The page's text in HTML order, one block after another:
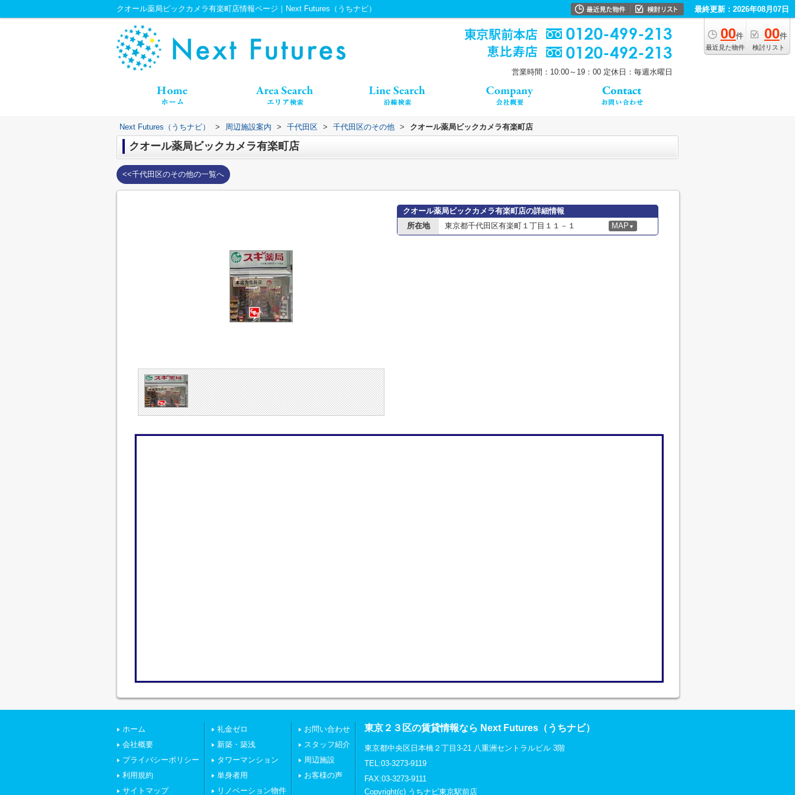
クオール薬局ビックカメラ有楽町店情報ページ｜Next Futures（うちナビ） 最終更新：2026年08月07日
00件
最近見た物件
00件
検討リスト
営業時間：10:00～19：00 定休日：毎週水曜日
Next Futures（うちナビ） > 周辺施設案内 > 千代田区 > 千代田区のその他 > クオール薬局ビックカメラ有楽町店
クオール薬局ビックカメラ有楽町店
<<千代田区のその他の一覧へ
クオール薬局ビックカメラ有楽町店の詳細情報
所在地
東京都千代田区有楽町１丁目１１－１ MAP ▼
ホーム
会社概要
プライバシーポリシー
利用規約
サイトマップ
礼金ゼロ
新築・築浅
タワーマンション
単身者用
リノベーション物件
お問い合わせ
スタッフ紹介
周辺施設
お客様の声
東京２３区の賃貸情報なら Next Futures（うちナビ）
東京都中央区日本橋２丁目3-21 八重洲セントラルビル 3階
TEL:03-3273-9119
FAX:03-3273-9111
Copyright(c) うちナビ東京駅前店